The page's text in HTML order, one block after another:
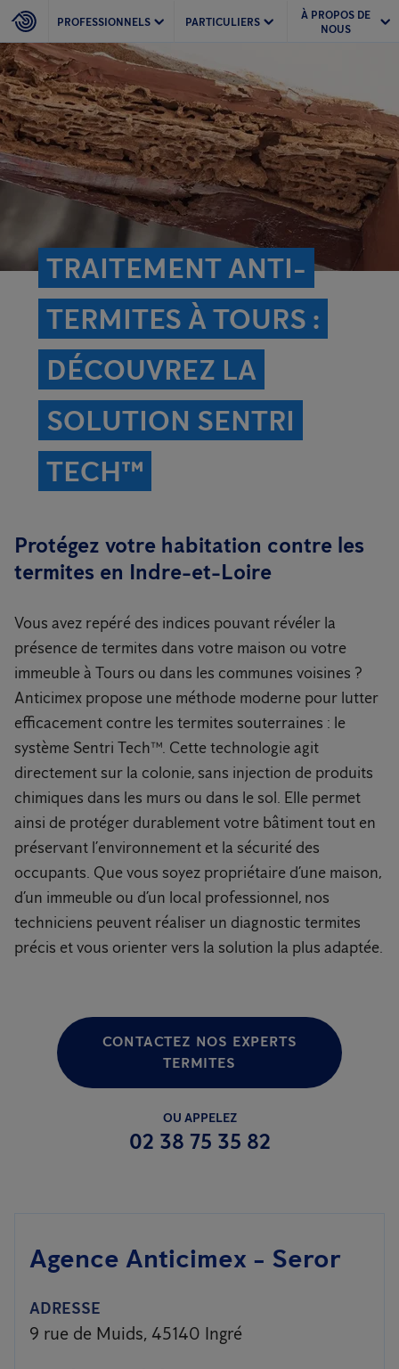
PROFESSIONNELS PARTICULIERS
À PROPOS DE
NOUS
TRAITEMENT ANTI-
TERMITES À TOURS :
DÉCOUVREZ LA
SOLUTION SENTRI
TECH™
Protégez votre habitation contre les
termites en Indre-et-Loire
Vous avez repéré des indices pouvant révéler la
présence de termites dans votre maison ou votre
immeuble à Tours ou dans les communes voisines ?
Anticimex propose une méthode moderne pour lutter
efficacement contre les termites souterraines : le
système Sentri Tech™. Cette technologie agit
directement sur la colonie, sans injection de produits
chimiques dans les murs ou dans le sol. Elle permet
ainsi de protéger durablement votre bâtiment tout en
préservant l’environnement et la sécurité des
occupants. Que vous soyez propriétaire d’une maison,
d’un immeuble ou d’un local professionnel, nos
techniciens peuvent réaliser un diagnostic termites
précis et vous orienter vers la solution la plus adaptée.
CONTACTEZ NOS EXPERTS
TERMITES
OU APPELEZ
02 38 75 35 82
Agence Anticimex - Seror
ADRESSE
9 rue de Muids, 45140 Ingré